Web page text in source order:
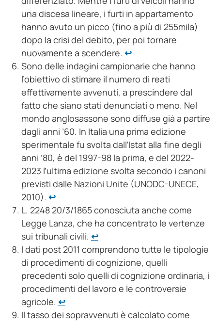
una discesa lineare, i furti in appartamento
hanno avuto un picco (fino a più di 255mila)
dopo la crisi del debito, per poi tornare
nuovamente a scendere. ↩︎
Sono delle indagini campionarie che hanno
l’obiettivo di stimare il numero di reati
effettivamente avvenuti, a prescindere dal
fatto che siano stati denunciati o meno. Nel
mondo anglosassone sono diffuse già a partire
dagli anni ’60. In Italia una prima edizione
sperimentale fu svolta dall’Istat alla fine degli
anni ’80, è del 1997-98 la prima, e del 2022-
2023 l’ultima edizione svolta secondo i canoni
previsti dalle Nazioni Unite (UNODC-UNECE,
2010). ↩︎
L. 2248 20/3/1865 conosciuta anche come
Legge Lanza, che ha concentrato le vertenze
sui tribunali civili. ↩︎
I dati post 2011 comprendono tutte le tipologie
di procedimenti di cognizione, quelli
precedenti solo quelli di cognizione ordinaria, i
procedimenti del lavoro e le controversie
agricole. ↩︎
Il tasso dei sopravvenuti è calcolato come